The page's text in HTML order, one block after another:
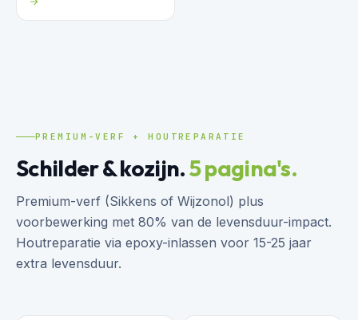
PREMIUM-VERF + HOUTREPARATIE
Schilder & kozijn.5 pagina's.
Premium-verf (Sikkens of Wijzonol) plus
voorbewerking met 80% van de levensduur-impact.
Houtreparatie via epoxy-inlassen voor 15-25 jaar
extra levensduur.